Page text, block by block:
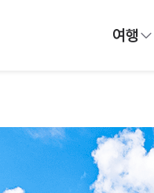
여행